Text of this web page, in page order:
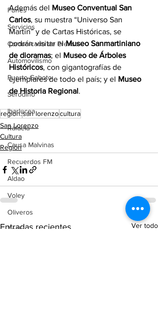
Funes
Servicios
Comunicado de Prensa
Automovilismo
Puerto Gaboto
Serodino
Ibarlucea
Rafaela
Causa Malvinas
Recuerdos FM
Aldao
Voley
Oliveros
Tenis
Además del Museo Conventual San
Carlos, su muestra “Universo San
Martín” y de Cartas Históricas, se
podrán visitar el Museo Sanmartiniano
de dioramas; el Museo de Árboles
Históricos, con gigantografías de
ejemplares de todo el país; y el Museo
de Historia Regional.
region.san lorenzocultura
San Lorenzo
Cultura
Región
Entradas recientes Ver todo